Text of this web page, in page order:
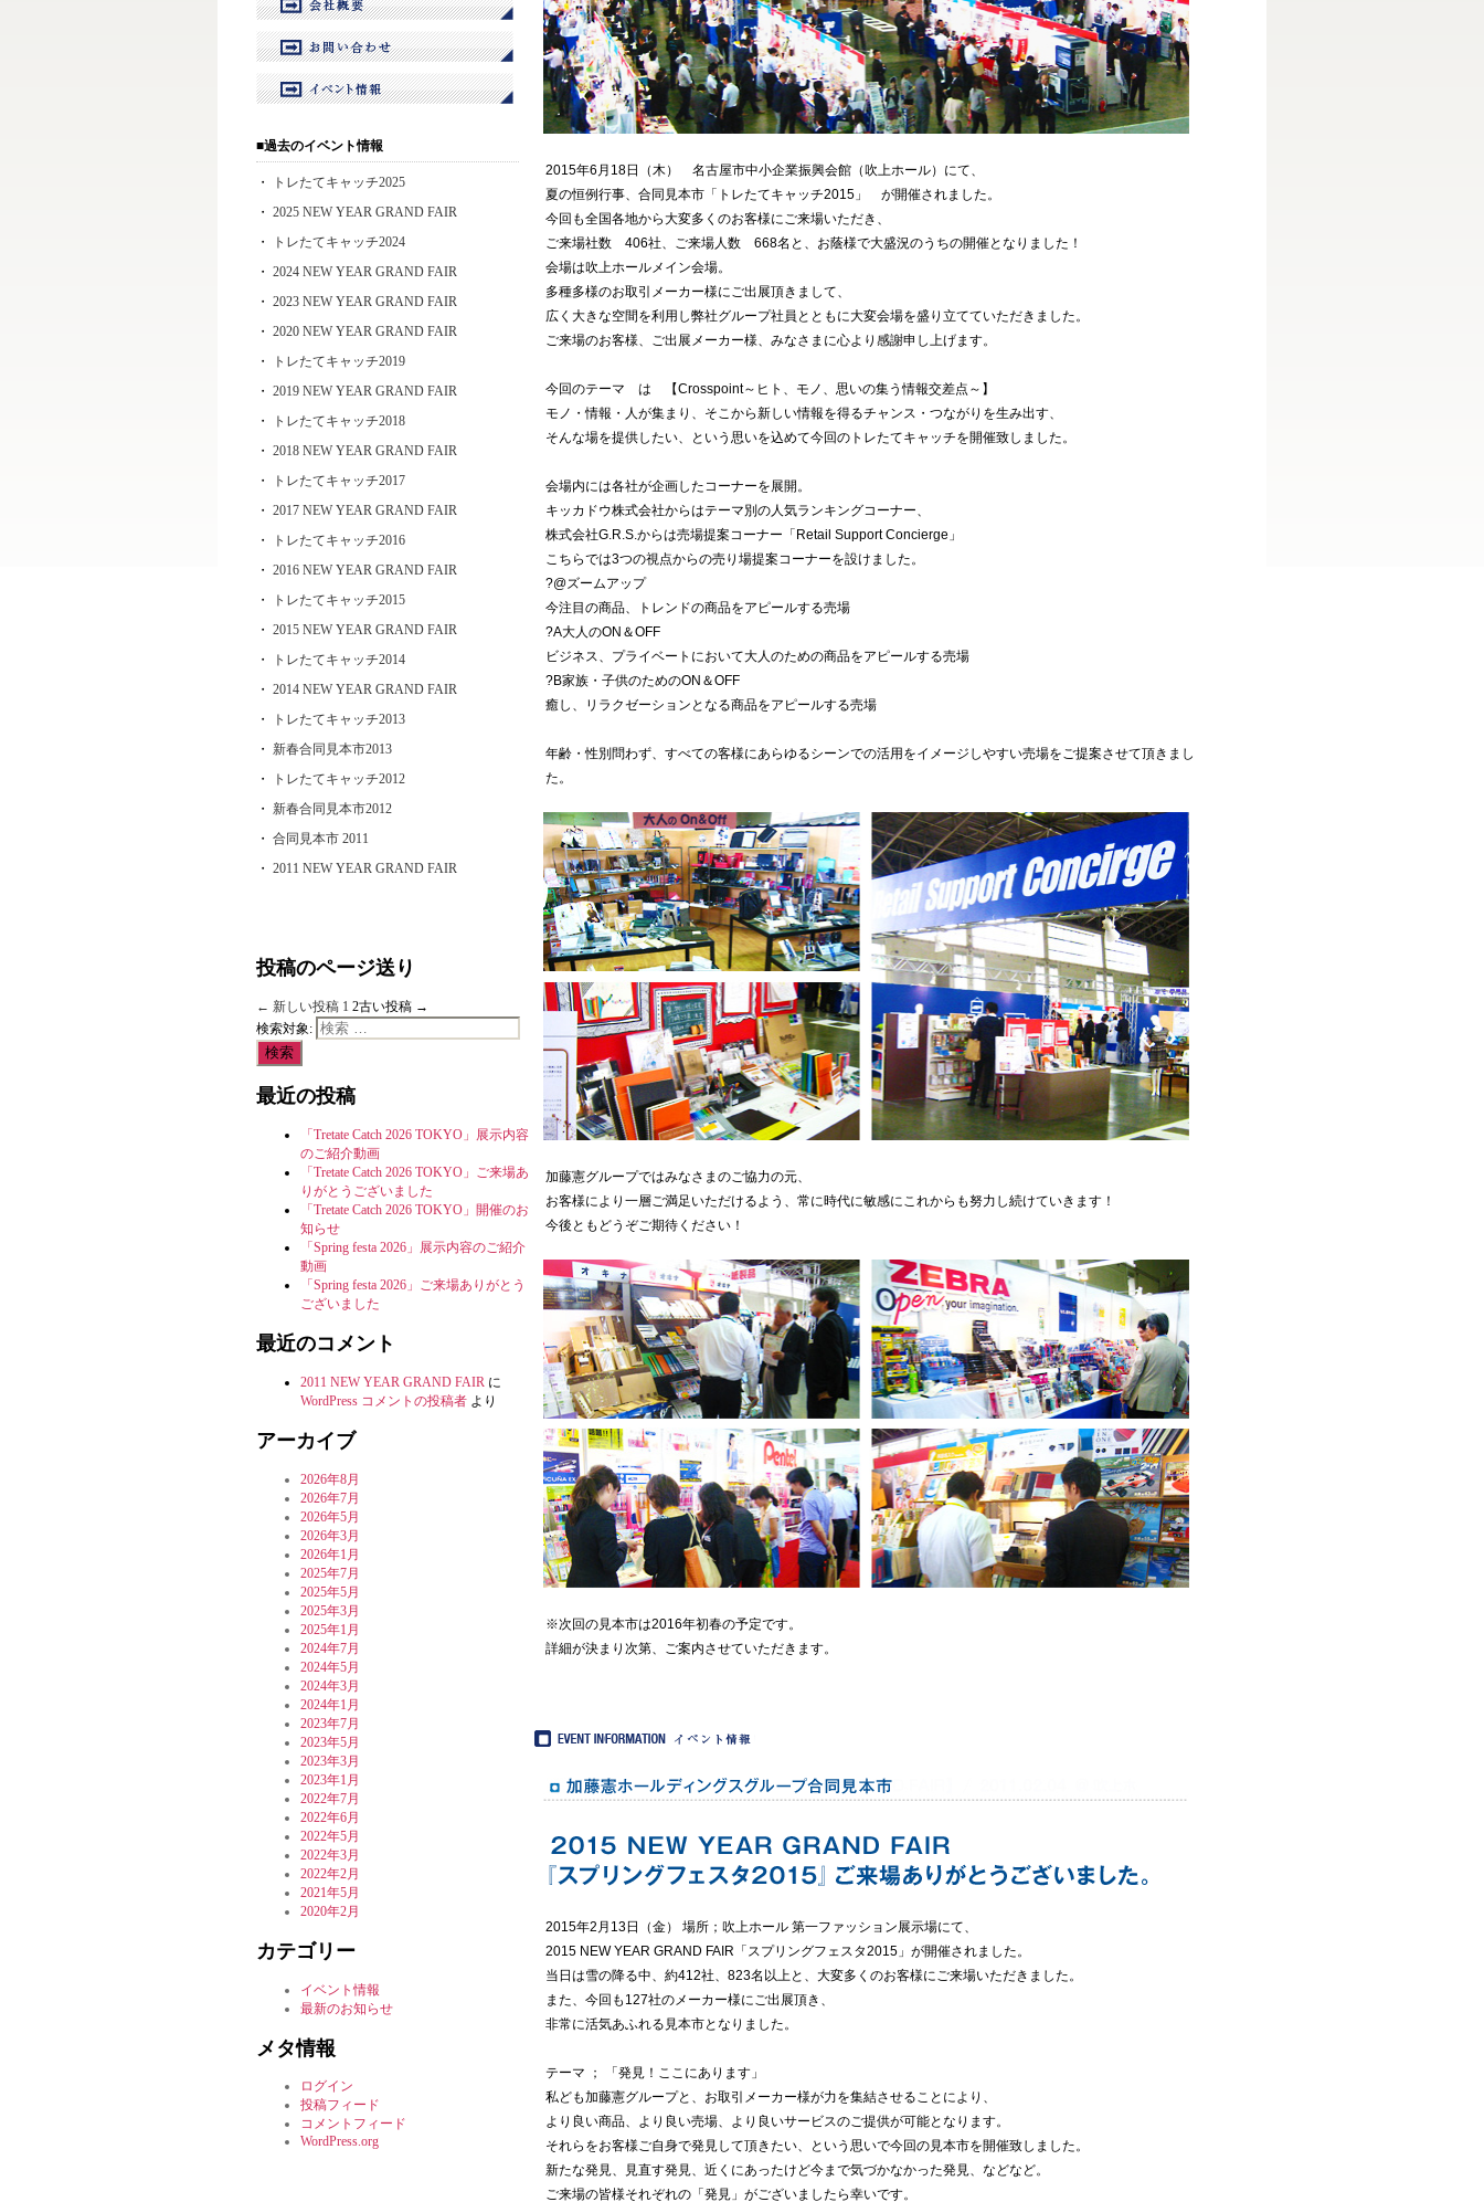
2015年6月18日（木） 名古屋市中小企業振興会館（吹上ホール）にて、
夏の恒例行事、合同見本市「トレたてキャッチ2015」 が開催されました。
今回も全国各地から大変多くのお客様にご来場いただき、
ご来場社数 406社、ご来場人数 668名と、お蔭様で大盛況のうちの開催となりました！
会場は吹上ホールメイン会場。
多種多様のお取引メーカー様にご出展頂きまして、
広く大きな空間を利用し弊社グループ社員とともに大変会場を盛り立てていただきました。
ご来場のお客様、ご出展メーカー様、みなさまに心より感謝申し上げます。
今回のテーマ は 【Crosspoint～ヒト、モノ、思いの集う情報交差点～】
モノ・情報・人が集まり、そこから新しい情報を得るチャンス・つながりを生み出す、
そんな場を提供したい、という思いを込めて今回のトレたてキャッチを開催致しました。
会場内には各社が企画したコーナーを展開。
キッカドウ株式会社からはテーマ別の人気ランキングコーナー、
株式会社G.R.S.からは売場提案コーナー「Retail Support Concierge」
こちらでは3つの視点からの売り場提案コーナーを設けました。
?@ズームアップ
今注目の商品、トレンドの商品をアピールする売場
?A大人のON＆OFF
ビジネス、プライベートにおいて大人のための商品をアピールする売場
?B家族・子供のためのON＆OFF
癒し、リラクゼーションとなる商品をアピールする売場
年齢・性別問わず、すべての客様にあらゆるシーンでの活用をイメージしやすい売場をご提案させて頂きまし
た。
加藤憲グループではみなさまのご協力の元、
お客様により一層ご満足いただけるよう、常に時代に敏感にこれからも努力し続けていきます！
今後ともどうぞご期待ください！
※次回の見本市は2016年初春の予定です。
詳細が決まり次第、ご案内させていただきます。
2015年2月13日（金） 場所；吹上ホール 第一ファッション展示場にて、
2015 NEW YEAR GRAND FAIR「スプリングフェスタ2015」が開催されました。
当日は雪の降る中、約412社、823名以上と、大変多くのお客様にご来場いただきました。
また、今回も127社のメーカー様にご出展頂き、
非常に活気あふれる見本市となりました。
テーマ ； 「発見！ここにあります」
私ども加藤憲グループと、お取引メーカー様が力を集結させることにより、
より良い商品、より良い売場、より良いサービスのご提供が可能となります。
それらをお客様ご自身で発見して頂きたい、という思いで今回の見本市を開催致しました。
新たな発見、見直す発見、近くにあったけど今まで気づかなかった発見、などなど。
ご来場の皆様それぞれの「発見」がございましたら幸いです。
投稿のページ送り
← 新しい投稿 1 2古い投稿 →
検索対象:
最近の投稿
「Tretate Catch 2026 TOKYO」展示内容
のご紹介動画
「Tretate Catch 2026 TOKYO」ご来場あ
りがとうございました
「Tretate Catch 2026 TOKYO」開催のお
知らせ
「Spring festa 2026」展示内容のご紹介
動画
「Spring festa 2026」ご来場ありがとう
ございました
最近のコメント
2011 NEW YEAR GRAND FAIR に
WordPress コメントの投稿者 より
アーカイブ
2026年8月
2026年7月
2026年5月
2026年3月
2026年1月
2025年7月
2025年5月
2025年3月
2025年1月
2024年7月
2024年5月
2024年3月
2024年1月
2023年7月
2023年5月
2023年3月
2023年1月
2022年7月
2022年6月
2022年5月
2022年3月
2022年2月
2021年5月
2020年2月
カテゴリー
イベント情報
最新のお知らせ
メタ情報
ログイン
投稿フィード
コメントフィード
WordPress.org